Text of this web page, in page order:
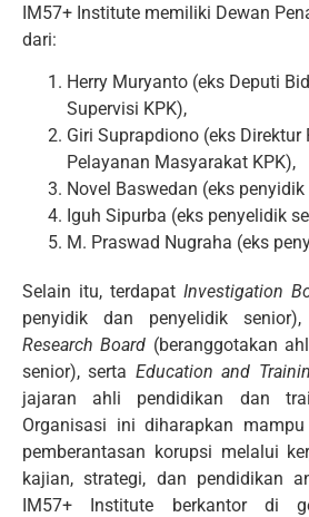
IM57+ Institute memiliki Dewan
dari:
Herry Muryanto (eks Deputi
Supervisi KPK),
Giri Suprapdiono (eks Direktur
Pelayanan Masyarakat KPK),
Novel Baswedan (eks penyidik
Iguh Sipurba (eks penyelidik
M. Praswad Nugraha (eks
Selain itu, terdapat Investigation
penyidik dan penyelidik senior),
Research Board (beranggotakan
senior), serta Education and
jajaran ahli pendidikan dan
Organisasi ini diharapkan
pemberantasan korupsi melalui
kajian, strategi, dan pendidikan
IM57+ Institute berkantor di